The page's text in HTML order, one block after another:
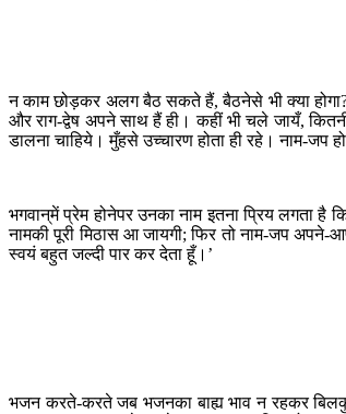
न काम छोड़कर अलग बैठ सकते हैं, बैठनेसे भी क्या होगा?
और राग-द्वेष अपने साथ हैं ही। कहीं भी चले जायँ,
डालना चाहिये। मुँहसे उच्चारण होता ही रहे। नाम-जप
भगवान‍्में प्रेम होनेपर उनका नाम इतना प्रिय लगता
नामकी पूरी मिठास आ जायगी; फिर तो नाम-जप
स्वयं बहुत जल्दी पार कर देता हूँ।’
भजन करते-करते जब भजनका बाह्य भाव न रहकर